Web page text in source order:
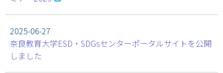
2025-06-27
奈良教育大学ESD・SDGsセンターポータルサイトを公開
しました